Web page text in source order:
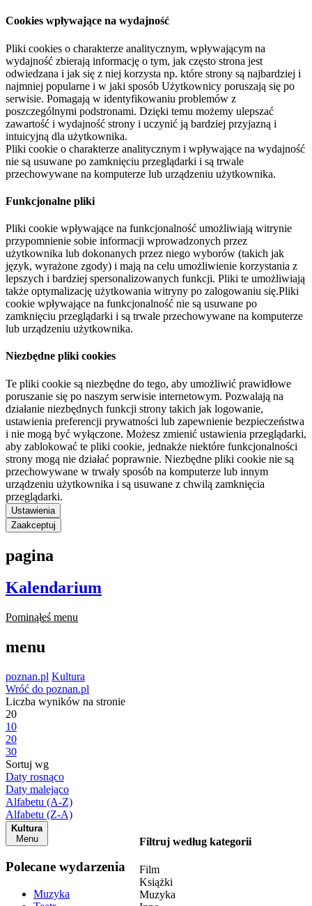
Cookies wpływające na wydajność
Pliki cookies o charakterze analitycznym, wpływającym na
wydajność zbierają informację o tym, jak często strona jest
odwiedzana i jak się z niej korzysta np. które strony są najbardziej i
najmniej popularne i w jaki sposób Użytkownicy poruszają się po
serwisie. Pomagają w identyfikowaniu problemów z
poszczególnymi podstronami. Dzięki temu możemy ulepszać
zawartość i wydajność strony i uczynić ją bardziej przyjazną i
intuicyjną dla użytkownika.
Pliki cookie o charakterze analitycznym i wpływające na wydajność
nie są usuwane po zamknięciu przeglądarki i są trwale
przechowywane na komputerze lub urządzeniu użytkownika.
Funkcjonalne pliki
Pliki cookie wpływające na funkcjonalność umożliwiają witrynie
przypomnienie sobie informacji wprowadzonych przez
użytkownika lub dokonanych przez niego wyborów (takich jak
język, wyrażone zgody) i mają na celu umożliwienie korzystania z
lepszych i bardziej spersonalizowanych funkcji. Pliki te umożliwiają
także optymalizację użytkowania witryny po zalogowaniu się.Pliki
cookie wpływające na funkcjonalność nie są usuwane po
zamknięciu przeglądarki i są trwale przechowywane na komputerze
lub urządzeniu użytkownika.
Niezbędne pliki cookies
Te pliki cookie są niezbędne do tego, aby umożliwić prawidłowe
poruszanie się po naszym serwisie internetowym. Pozwalają na
działanie niezbędnych funkcji strony takich jak logowanie,
ustawienia preferencji prywatności lub zapewnienie bezpieczeństwa
i nie mogą być wyłączone. Możesz zmienić ustawienia przeglądarki,
aby zablokować te pliki cookie, jednakże niektóre funkcjonalności
strony mogą nie działać poprawnie. Niezbędne pliki cookie nie są
przechowywane w trwały sposób na komputerze lub innym
urządzeniu użytkownika i są usuwane z chwilą zamknięcia
przeglądarki.
Ustawienia
Zaakceptuj
pagina
Kalendarium
Pominąłeś menu
menu
poznan.pl Kultura
Wróć do poznan.pl
Liczba wyników na stronie
20
10
20
30
Sortuj wg
Daty rosnąco
Daty malejąco
Alfabetu (A-Z)
Alfabetu (Z-A)
Kultura
Menu
Polecane wydarzenia
Muzyka
Filtruj według kategorii
Film
Książki
Muzyka